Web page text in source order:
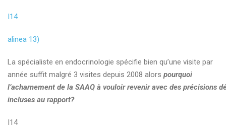
I14
alinea 13)
La spécialiste en endocrinologie spécifie bien qu’une visite par
année suffit malgré 3 visites depuis 2008 alors pourquoi
l’acharnement de la SAAQ à vouloir revenir avec des précisions
incluses au rapport?
I14